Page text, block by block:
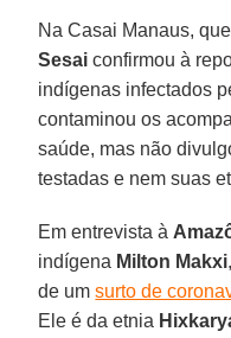
Na Casai Manaus,
Sesai confirmou à
indígenas infectados
contaminou os
saúde, mas não
testadas e nem suas
Em entrevista à
indígena Milton Makxi
de umsurto de
Ele é da etnia